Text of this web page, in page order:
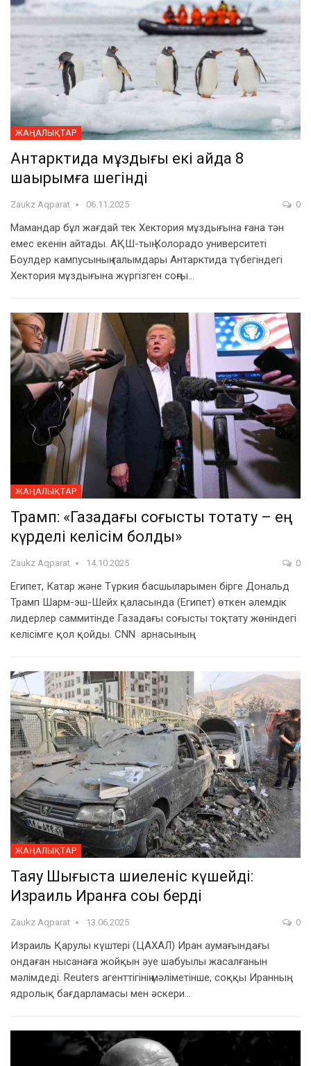
ЖАҢАЛЫҚТАР
Антарктида мұздығы екі айда 8
шақырымға шегінді
Zaukz Aqparat 06.11.2025 0
Мамандар бұл жағдай тек Хектория мұздығына ғана тән
емес екенін айтады. АҚШ-тың Колорадо университеті
Боулдер кампусының ғалымдары Антарктида түбегіндегі
Хектория мұздығына жүргізген соңғы…
ЖАҢАЛЫҚТАР
Трамп: «Газадағы соғысты тоқтату – ең
күрделі келісім болды»
Zaukz Aqparat 14.10.2025 0
Египет, Катар және Түркия басшыларымен бірге Дональд
Трамп Шарм-эш-Шейх қаласында (Египет) өткен әлемдік
лидерлер саммитінде Газадағы соғысты тоқтату жөніндегі
келісімге қол қойды. CNN арнасының…
ЖАҢАЛЫҚТАР
Таяу Шығыста шиеленіс күшейді:
Израиль Иранға соққы берді
Zaukz Aqparat 13.06.2025 0
Израиль Қарулы күштері (ЦАХАЛ) Иран аумағындағы
ондаған нысанаға жойқын әуе шабуылы жасалғанын
мәлімдеді. Reuters агенттігінің мәліметінше, соққы Иранның
ядролық бағдарламасы мен әскери…